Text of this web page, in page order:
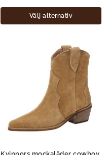
Välj alternativ